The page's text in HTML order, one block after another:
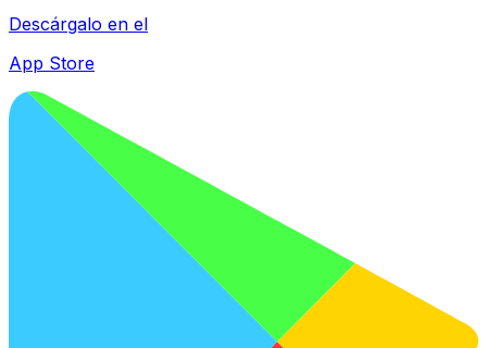
Descárgalo en el
App Store